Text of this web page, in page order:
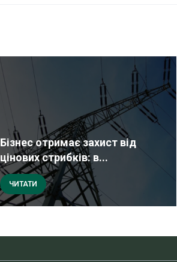
Бізнес отримає захист від
цінових стрибків: в...
ЧИТАТИ